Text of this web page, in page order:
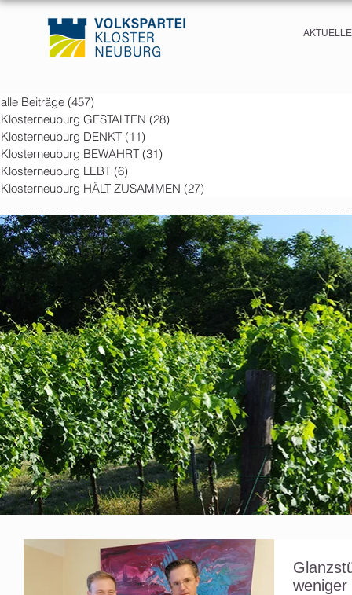
alle Beiträge (457)
Klosterneuburg GESTALTEN (28)
Klosterneuburg DENKT (11)
Klosterneuburg BEWAHRT (31)
Klosterneuburg LEBT (6)
Klosterneuburg HÄLT ZUSAMMEN (27)
weniger